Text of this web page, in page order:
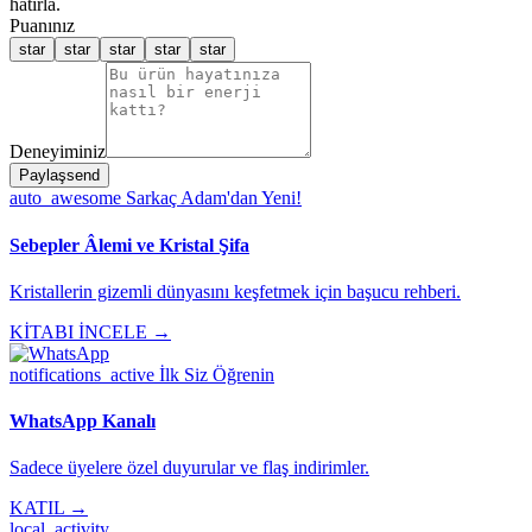
hatırla.
Puanınız
star star star star star
Deneyiminiz
Paylaşsend
auto_awesome Sarkaç Adam'dan Yeni!
Sebepler Âlemi ve Kristal Şifa
Kristallerin gizemli dünyasını keşfetmek için başucu rehberi.
KİTABI İNCELE →
notifications_active İlk Siz Öğrenin
WhatsApp Kanalı
Sadece üyelere özel duyurular ve flaş indirimler.
KATIL →